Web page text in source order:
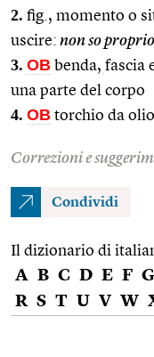
2. fig., momento o
uscire: non so
3. OB benda, fascia
una parte del corpo
4. OB torchio da
Correzioni e
Condividi
Il dizionario di
A B C D E F G
R S T U V W